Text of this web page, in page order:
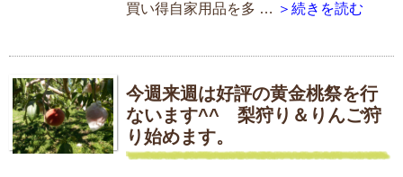
買い得自家用品を多 … ＞続きを読む
今週来週は好評の黄金桃祭を行
ないます^^ 梨狩り＆りんご狩
り始めます。